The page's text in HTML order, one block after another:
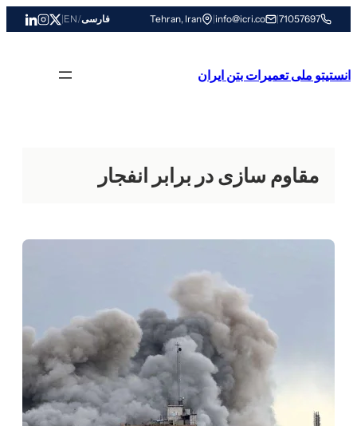
به
71057697
|
info@icri.co
|
Tehran, Iran فارسی/
EN
|
انستیتو ملی تعمیرات بتن ایران
مقاوم سازی در برابر انفجار